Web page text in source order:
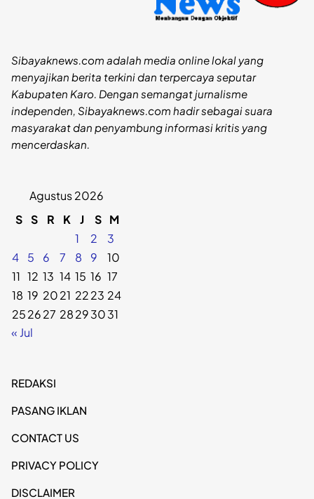
Sibayaknews.com adalah media online lokal yang
menyajikan berita terkini dan terpercaya seputar
Kabupaten Karo. Dengan semangat jurnalisme
independen, Sibayaknews.com hadir sebagai suara
masyarakat dan penyambung informasi kritis yang
mencerdaskan.
Agustus 2026
S S R K J S M
1
2
3
4
5 6 7 8 9
10
11 12 13 14 15 16 17
18 19 2021 2223 24
252627 28293031
« Jul
REDAKSI
PASANG IKLAN
CONTACT US
PRIVACY POLICY
DISCLAIMER